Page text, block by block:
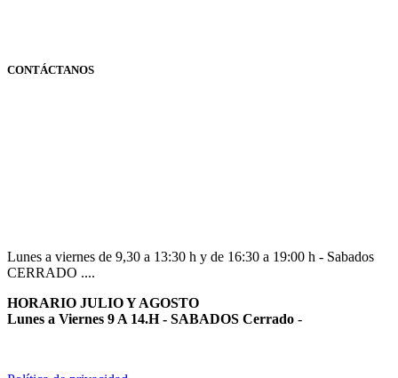
CONTÁCTANOS
Lunes a viernes de 9,30 a 13:30 h y de 16:30 a 19:00 h - Sabados
CERRADO ....
HORARIO JULIO Y AGOSTO
Lunes a Viernes 9 A 14.H - SABADOS Cerrado -